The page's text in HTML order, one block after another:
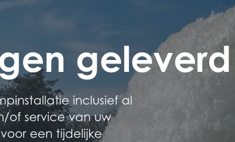
geleverd
inclusief al
of service van uw
een tijdelijke